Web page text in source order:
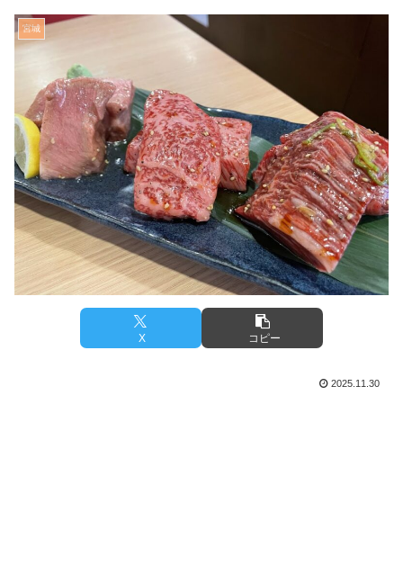
宮城
X コピー
2025.11.30